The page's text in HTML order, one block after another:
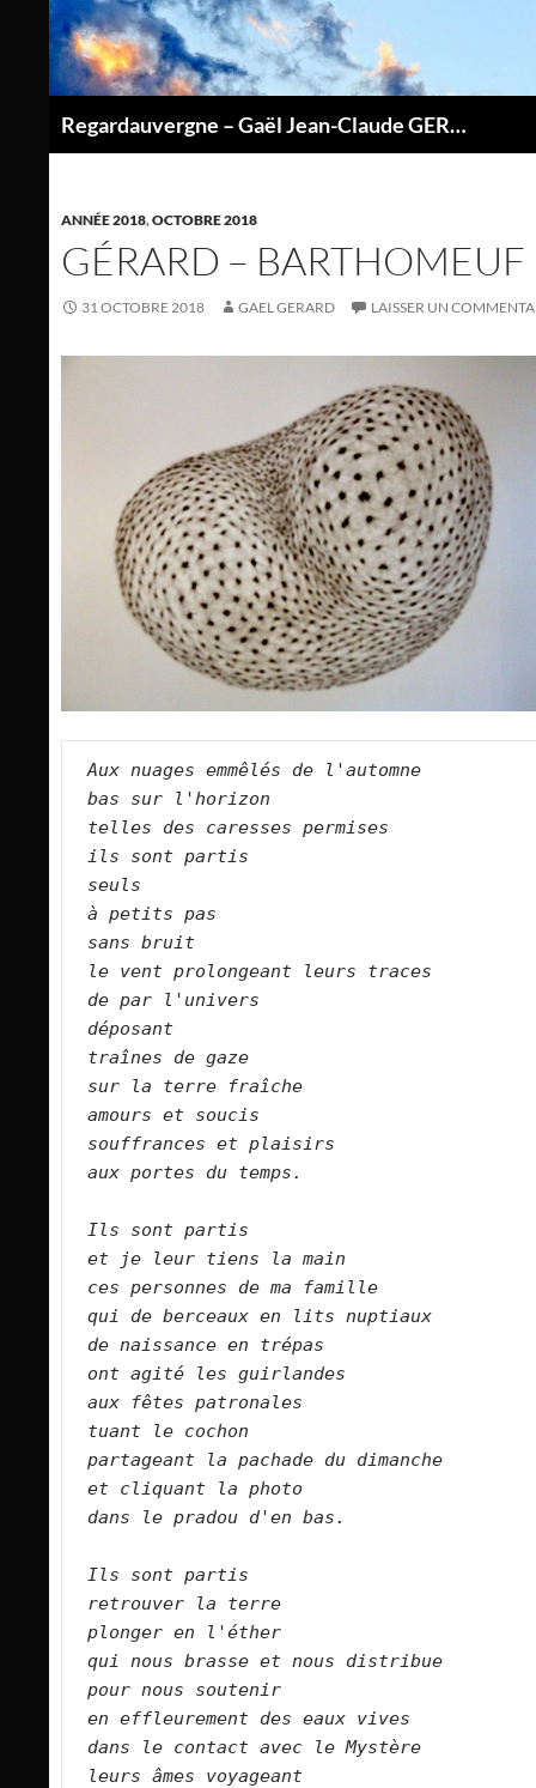
contenu
Regardauvergne – Gaël Jean-Claude GERARD
ANNÉE 2018,OCTOBRE 2018
GÉRARD – BARTHOMEUF
31 OCTOBRE 2018 GAEL GERARD LAISSER UN
Aux nuages emmêlés de l'automne
bas sur l'horizon
telles des caresses permises
ils sont partis
seuls
à petits pas
sans bruit
le vent prolongeant leurs traces
de par l'univers
déposant
traînes de gaze
sur la terre fraîche
amours et soucis
souffrances et plaisirs
aux portes du temps.
Ils sont partis
et je leur tiens la main
ces personnes de ma famille
qui de berceaux en lits nuptiaux
de naissance en trépas
ont agité les guirlandes
aux fêtes patronales
tuant le cochon
partageant la pachade du dimanche
et cliquant la photo
dans le pradou d'en bas.
Ils sont partis
retrouver la terre
plonger en l'éther
qui nous brasse et nous distribue
pour nous soutenir
en effleurement des eaux vives
dans le contact avec le Mystère
leurs âmes voyageant